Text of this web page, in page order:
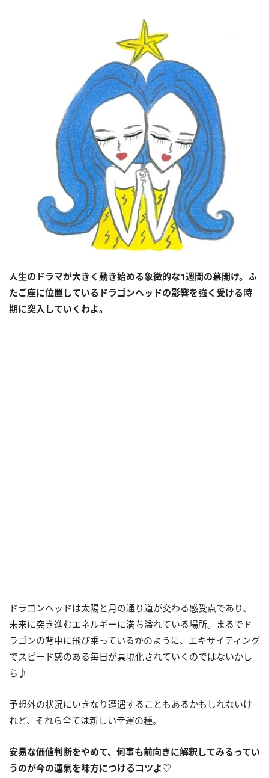
人生のドラマが大きく動き始める象徴的な1週間の幕開け。ふ
たご座に位置しているドラゴンヘッドの影響を強く受ける時
期に突入していくわよ。
ドラゴンヘッドは太陽と月の通り道が交わる感受点であり、
未来に突き進むエネルギーに満ち溢れている場所。まるでド
ラゴンの背中に飛び乗っているかのように、エキサイティング
でスピード感のある毎日が具現化されていくのではないかし
ら♪
予想外の状況にいきなり遭遇することもあるかもしれないけ
れど、それら全ては新しい幸運の種。
安易な価値判断をやめて、何事も前向きに解釈してみるってい
うのが今の運氣を味方につけるコツよ♡